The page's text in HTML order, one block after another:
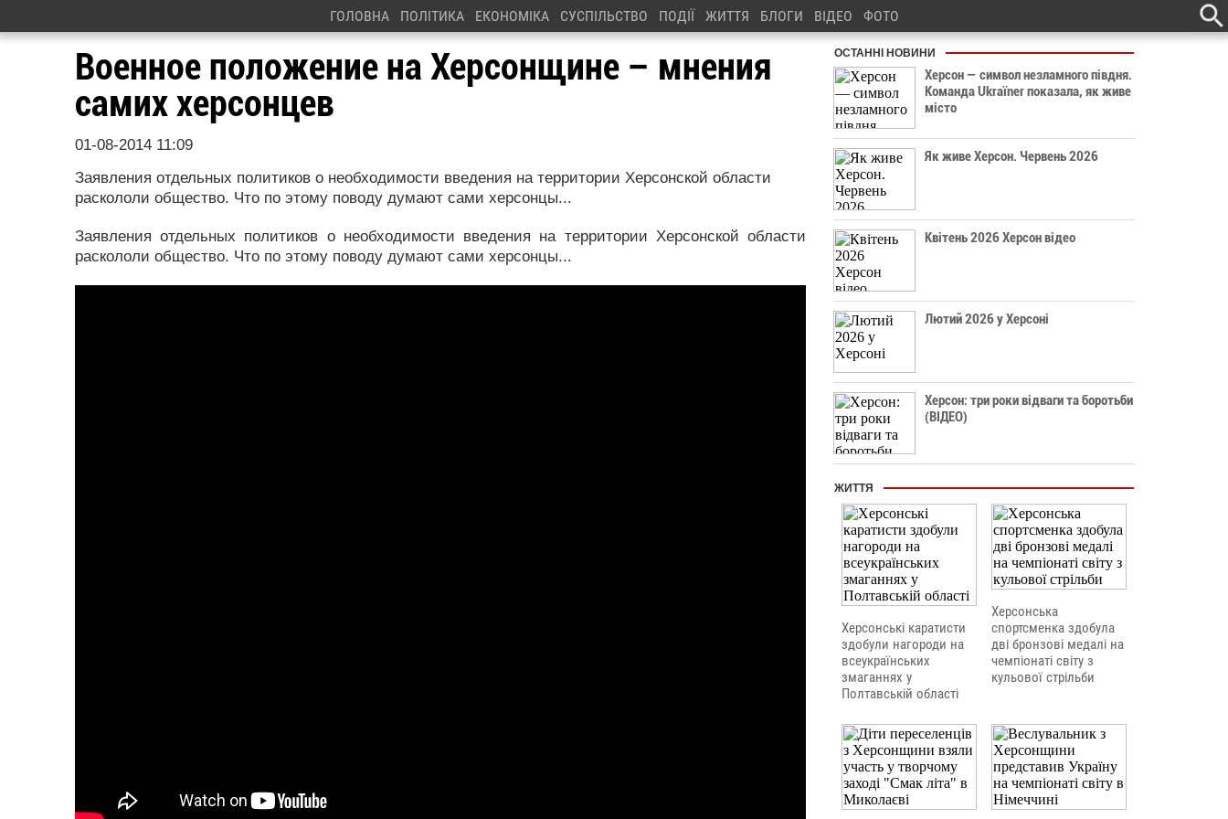
ГОЛОВНА ПОЛІТИКА ЕКОНОМІКА СУСПІЛЬСТВО ПОДІЇ ЖИТТЯ БЛОГИ ВІДЕО ФОТО
Военное положение на Херсонщине – мнения
самих херсонцев
01-08-2014 11:09
Заявления отдельных политиков о необходимости введения на территории Херсонской области
раскололи общество. Что по этому поводу думают сами херсонцы...
Заявления отдельных политиков о необходимости введения на территории Херсонской области
раскололи общество. Что по этому поводу думают сами херсонцы...
ОСТАННІ НОВИНИ
Херсон — символ незламного півдня.
Команда Ukraїner показала, як живе
місто
Як живе Херсон. Червень 2026
Квітень 2026 Херсон відео
Лютий 2026 у Херсоні
Херсон: три роки відваги та боротьби
(ВІДЕО)
ЖИТТЯ
Херсонські каратисти
здобули нагороди на
всеукраїнських
змаганнях у
Полтавській області
Херсонська
спортсменка здобула
дві бронзові медалі на
чемпіонаті світу з
кульової стрільби